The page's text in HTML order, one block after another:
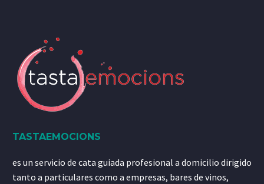
TASTAEMOCIONS
es un servicio de cata guiada profesional a domicilio dirigido
tanto a particulares como a empresas, bares de vinos,